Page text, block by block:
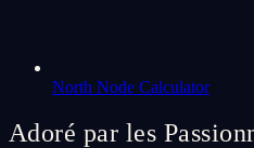
North Node Calculator
Adoré par les